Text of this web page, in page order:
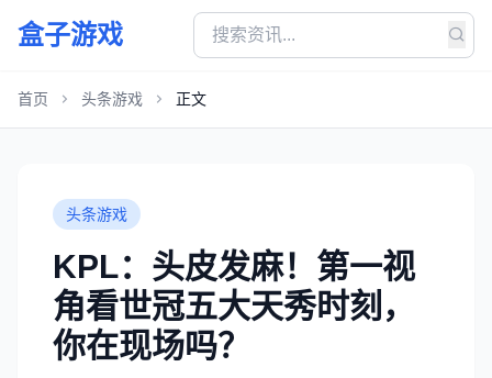
盒子游戏
首页 头条游戏 正文
头条游戏
KPL：头皮发麻！第一视
角看世冠五大天秀时刻，
你在现场吗？